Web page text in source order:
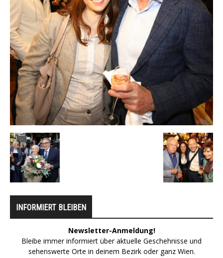
INFORMIERT BLEIBEN
Newsletter-Anmeldung!
Bleibe immer informiert über aktuelle Geschehnisse und
sehenswerte Orte in deinem Bezirk oder ganz Wien.